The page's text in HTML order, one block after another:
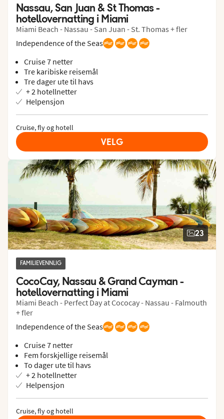
Nassau, San Juan & St Thomas -
hotellovernatting i Miami
Miami Beach - Nassau - San Juan - St. Thomas + fler
Independence of the Seas
Cruise 7 netter
Tre karibiske reisemål
Tre dager ute til havs
+ 2 hotellnetter
Helpensjon
Cruise, fly og hotell
VELG
23
FAMILIEVENNLIG
CocoCay, Nassau & Grand Cayman -
hotellovernatting i Miami
Miami Beach - Perfect Day at Cococay - Nassau - Falmouth
+ fler
Independence of the Seas
Cruise 7 netter
Fem forskjellige reisemål
To dager ute til havs
+ 2 hotellnetter
Helpensjon
Cruise, fly og hotell